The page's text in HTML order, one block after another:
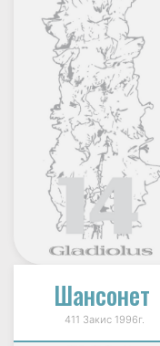
Шансонет
411 Закис 1996г.